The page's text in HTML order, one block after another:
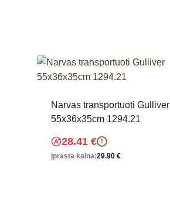
Narvas transportuoti Gulliver
55x36x35cm 1294.21
28.41 € !
Įprasta kaina:29.90 €